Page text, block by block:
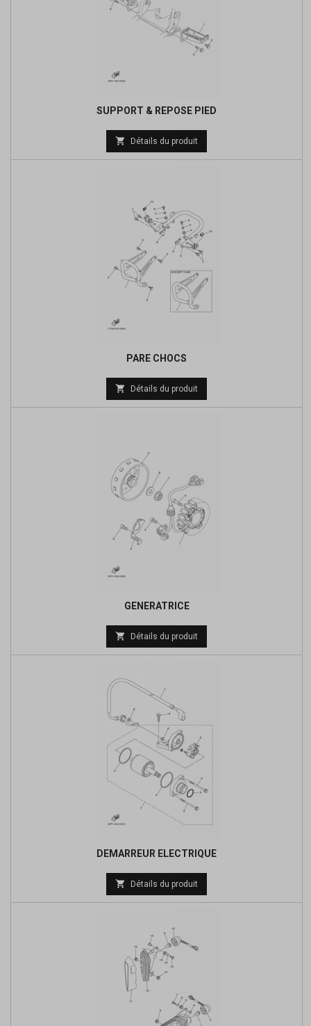
SUPPORT & REPOSE PIED
Prix
de
 Détails du produit
PARE CHOCS
Prix
de
 Détails du produit
GENERATRICE
Prix
de
 Détails du produit
DEMARREUR ELECTRIQUE
Prix
de
 Détails du produit